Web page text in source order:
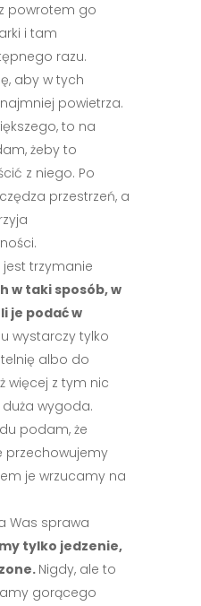
powrotem go
i tam
razu.
aby w tych
powietrza.
to na
żeby to
z niego. Po
przestrzeń, a
trzymanie
w taki sposób, w
je podać w
wystarczy tylko
albo do
więcej z tym nic
wygoda.
podam, że
przechowujemy
je wrzucamy na
Was sprawa
tylko jedzenie,
Nigdy, ale to
gorącego